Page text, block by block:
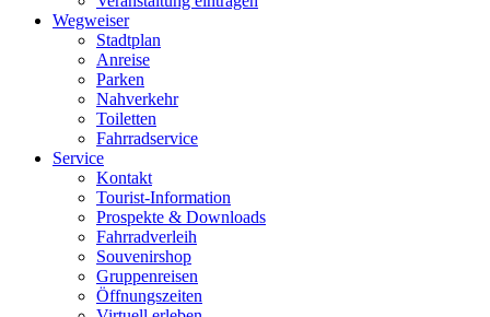
Wegweiser
Stadtplan
Anreise
Parken
Nahverkehr
Toiletten
Fahrradservice
Service
Kontakt
Tourist-Information
Prospekte & Downloads
Fahrradverleih
Souvenirshop
Gruppenreisen
Öffnungszeiten